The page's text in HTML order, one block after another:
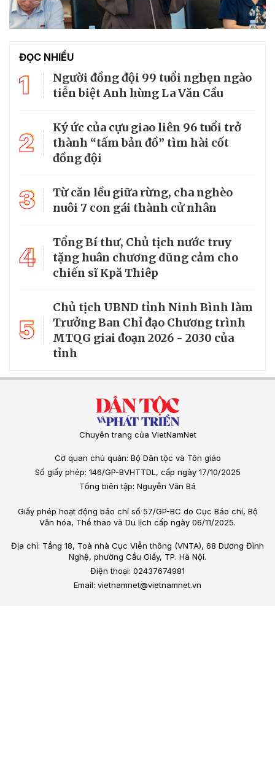
ĐỌC NHIỀU
1
Người đồng đội 99 tuổi nghẹn ngào
tiễn biệt Anh hùng La Văn Cầu
2
Ký ức của cựu giao liên 96 tuổi trở
thành “tấm bản đồ” tìm hài cốt
đồng đội
3
Từ căn lều giữa rừng, cha nghèo
nuôi 7 con gái thành cử nhân
4
Tổng Bí thư, Chủ tịch nước truy
tặng huân chương dũng cảm cho
chiến sĩ Kpă Thiêp
5
Chủ tịch UBND tỉnh Ninh Bình làm
Trưởng Ban Chỉ đạo Chương trình
MTQG giai đoạn 2026 - 2030 của
tỉnh
Chuyên trang của VietNamNet
Cơ quan chủ quản: Bộ Dân tộc và Tôn giáo
Số giấy phép: 146/GP-BVHTTDL, cấp ngày 17/10/2025
Tổng biên tập: Nguyễn Văn Bá
Giấy phép hoạt động báo chí số 57/GP-BC do Cục Báo chí, Bộ
Văn hóa, Thể thao và Du lịch cấp ngày 06/11/2025.
Địa chỉ: Tầng 18, Toà nhà Cục Viễn thông (VNTA), 68 Dương Đình
Nghệ, phường Cầu Giấy, TP. Hà Nội.
Điện thoại: 02437674981
Email: vietnamnet@vietnamnet.vn